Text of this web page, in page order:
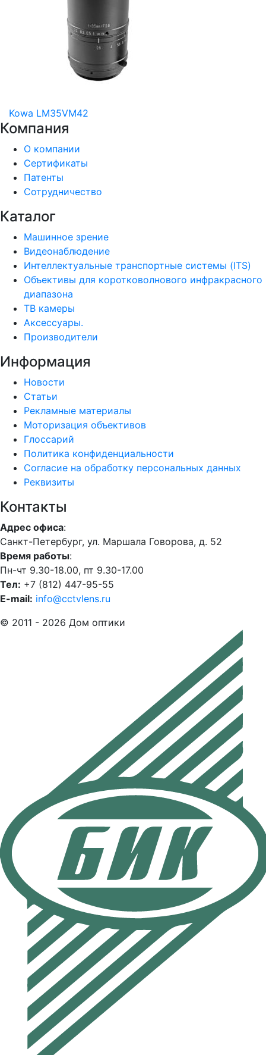
Kowa LM35VM42
Компания
О компании
Сертификаты
Патенты
Сотрудничество
Каталог
Машинное зрение
Видеонаблюдение
Интеллектуальные транспортные системы (ITS)
Объективы для коротковолнового инфракрасного
диапазона
ТВ камеры
Аксессуары.
Производители
Информация
Новости
Статьи
Рекламные материалы
Моторизация объективов
Глоссарий
Политика конфиденциальности
Согласие на обработку персональных данных
Реквизиты
Контакты
Адрес офиса:
Санкт-Петербург, ул. Маршала Говорова, д. 52
Время работы:
Пн-чт 9.30-18.00, пт 9.30-17.00
Тел: +7 (812) 447-95-55
E-mail: info@cctvlens.ru
© 2011 - 2026 Дом оптики